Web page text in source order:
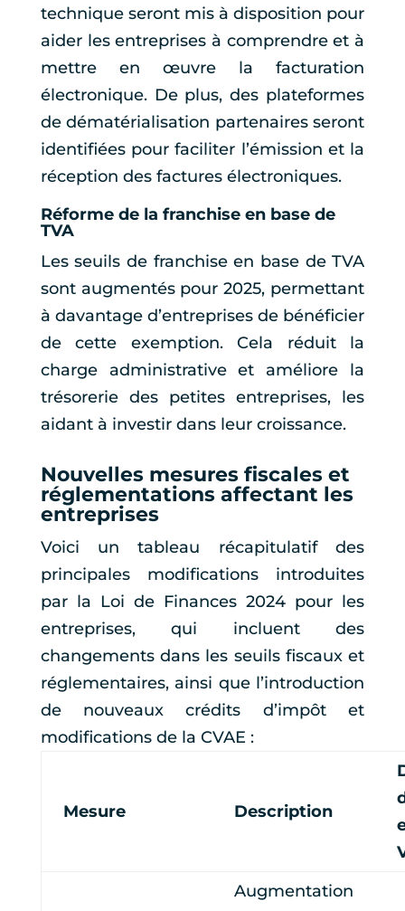
technique seront mis à disposition pour
aider les entreprises à comprendre et à
mettre en œuvre la facturation
électronique. De plus, des plateformes
de dématérialisation partenaires seront
identifiées pour faciliter l’émission et la
réception des factures électroniques.
Réforme de la franchise en base de
TVA
Les seuils de franchise en base de TVA
sont augmentés pour 2025, permettant
à davantage d’entreprises de bénéficier
de cette exemption. Cela réduit la
charge administrative et améliore la
trésorerie des petites entreprises, les
aidant à investir dans leur croissance.
Nouvelles mesures fiscales et
réglementations affectant les
entreprises
Voici un tableau récapitulatif des
principales modifications introduites
par la Loi de Finances 2024 pour les
entreprises, qui incluent des
changements dans les seuils fiscaux et
réglementaires, ainsi que l’introduction
de nouveaux crédits d’impôt et
modifications de la CVAE :
Mesure Description
Augmentation